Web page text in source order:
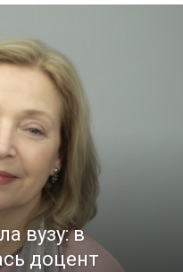
вузу: в
доцент